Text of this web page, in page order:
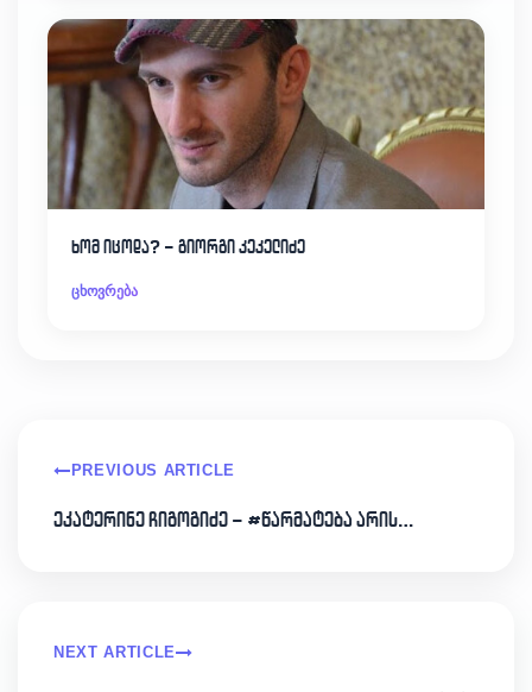
ხომ იცოდა? – გიორგი კეკელიძე
ცხოვრება
PREVIOUS ARTICLE
ეკატერინე ჩიგოგიძე – #წარმატება არის…
NEXT ARTICLE